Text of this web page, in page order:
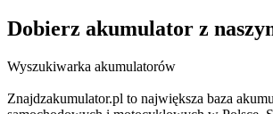
Dobierz akumulator z
Wyszukiwarka akumulatorów
Znajdzakumulator.pl to największa baza